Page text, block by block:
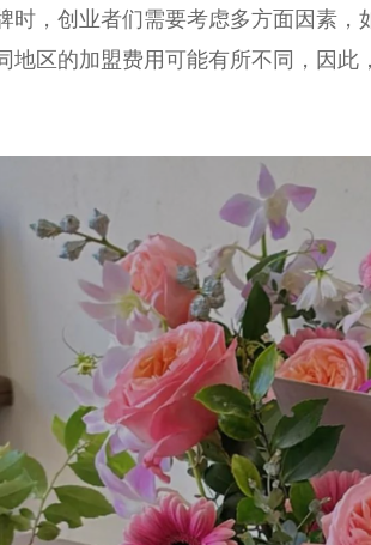
时，创业者们需要考虑多方面因素，
地区的加盟费用可能有所不同，因